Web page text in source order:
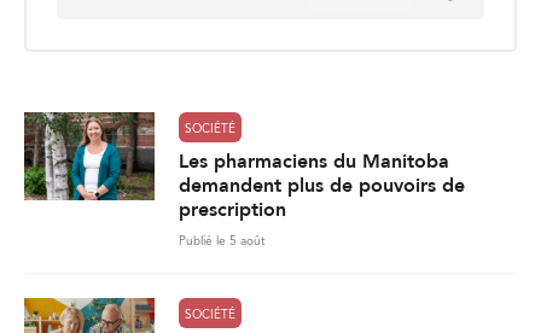
SOCIÉTÉ
Les pharmaciens du Manitoba
demandent plus de pouvoirs de
prescription
Publié le 5 août
SOCIÉTÉ